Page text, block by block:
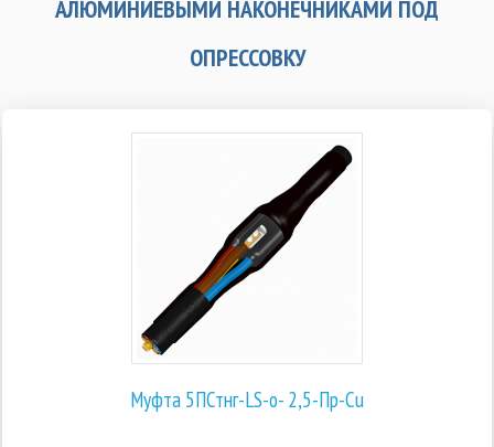
АЛЮМИНИЕВЫМИ НАКОНЕЧНИКАМИ ПОД
ОПРЕССОВКУ
Муфта 5ПСтнг-LS-о- 2,5-Пр-Cu